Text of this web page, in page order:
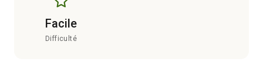
Facile
Difficulté